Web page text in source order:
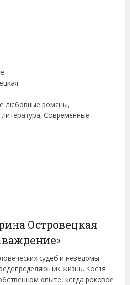
любовные романы,
Современные
Островецкая
судеб и неведомы
жизнь. Костя
опыте, когда роковое